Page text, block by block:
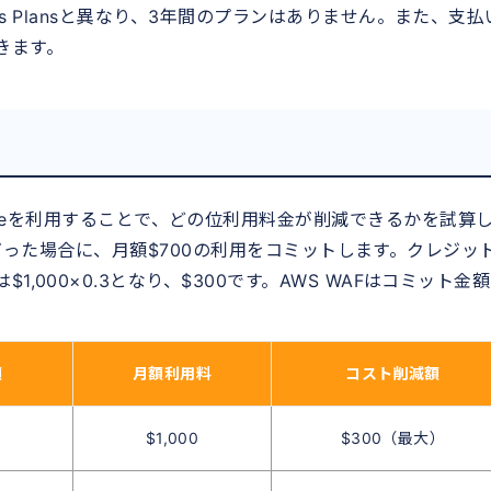
と異なり、3年間のプランはありません。また、支払
す。
用することで、どの位利用料金が削減できるかを試算
た場合に、月額$700の利用をコミットします。クレジッ
$1,000×0.3となり、$300です。AWS WAFはコミット金
月額利用料 コスト削減額
$1,000 $300（最大）